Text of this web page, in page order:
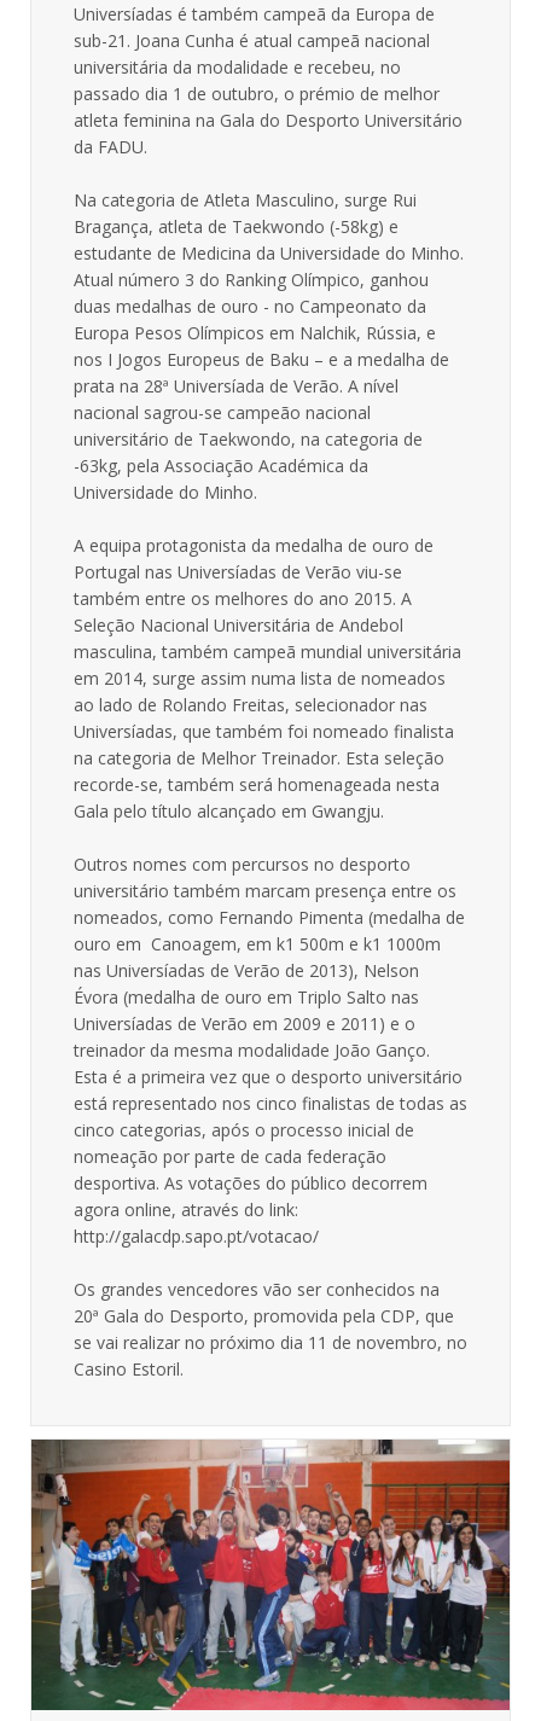
Universíadas é também campeã da Europa de
sub-21. Joana Cunha é atual campeã nacional
universitária da modalidade e recebeu, no
passado dia 1 de outubro, o prémio de melhor
atleta feminina na Gala do Desporto Universitário
da FADU.
Na categoria de Atleta Masculino, surge Rui
Bragança, atleta de Taekwondo (-58kg) e
estudante de Medicina da Universidade do Minho.
Atual número 3 do Ranking Olímpico, ganhou
duas medalhas de ouro - no Campeonato da
Europa Pesos Olímpicos em Nalchik, Rússia, e
nos I Jogos Europeus de Baku – e a medalha de
prata na 28ª Universíada de Verão. A nível
nacional sagrou-se campeão nacional
universitário de Taekwondo, na categoria de
-63kg, pela Associação Académica da
Universidade do Minho.
A equipa protagonista da medalha de ouro de
Portugal nas Universíadas de Verão viu-se
também entre os melhores do ano 2015. A
Seleção Nacional Universitária de Andebol
masculina, também campeã mundial universitária
em 2014, surge assim numa lista de nomeados
ao lado de Rolando Freitas, selecionador nas
Universíadas, que também foi nomeado finalista
na categoria de Melhor Treinador. Esta seleção
recorde-se, também será homenageada nesta
Gala pelo título alcançado em Gwangju.
Outros nomes com percursos no desporto
universitário também marcam presença entre os
nomeados, como Fernando Pimenta (medalha de
ouro em Canoagem, em k1 500m e k1 1000m
nas Universíadas de Verão de 2013), Nelson
Évora (medalha de ouro em Triplo Salto nas
Universíadas de Verão em 2009 e 2011) e o
treinador da mesma modalidade João Ganço.
Esta é a primeira vez que o desporto universitário
está representado nos cinco finalistas de todas as
cinco categorias, após o processo inicial de
nomeação por parte de cada federação
desportiva. As votações do público decorrem
agora online, através do link:
http://galacdp.sapo.pt/votacao/
Os grandes vencedores vão ser conhecidos na
20ª Gala do Desporto, promovida pela CDP, que
se vai realizar no próximo dia 11 de novembro, no
Casino Estoril.